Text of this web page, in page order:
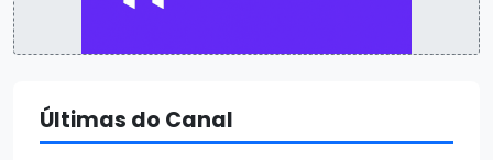
Últimas do Canal